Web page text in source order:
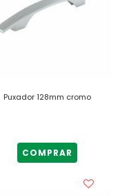
Puxador 128mm cromo
COMPRAR